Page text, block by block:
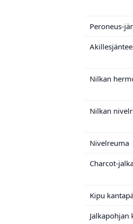
Peroneus-
Nilkan
Nilkan
Nivelreuma
Charcot-
Kipu
Jalkapohjan